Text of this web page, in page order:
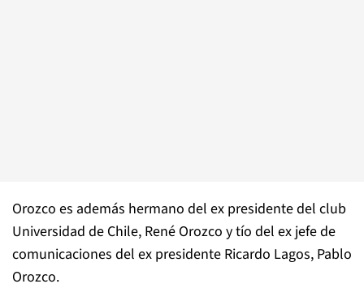
Orozco es además hermano del ex presidente del club
Universidad de Chile, René Orozco y tío del ex jefe de
comunicaciones del ex presidente Ricardo Lagos, Pablo
Orozco.⁠⁠⁠⁠